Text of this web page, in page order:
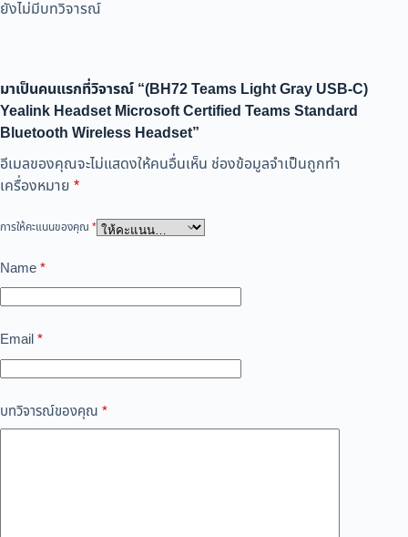
ยังไม่มีบทวิจารณ์
มาเป็นคนแรกที่วิจารณ์ “(BH72 Teams Light Gray USB-C)
Yealink Headset Microsoft Certified Teams Standard
Bluetooth Wireless Headset”
อีเมลของคุณจะไม่แสดงให้คนอื่นเห็น ช่องข้อมูลจำเป็นถูกทำ
เครื่องหมาย *
การให้คะแนนของคุณ *
Name*
Email*
บทวิจารณ์ของคุณ *